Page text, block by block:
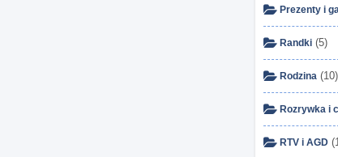
Prezenty i
Randki (5)
Rodzina (10)
Rozrywka i
RTV i AGD